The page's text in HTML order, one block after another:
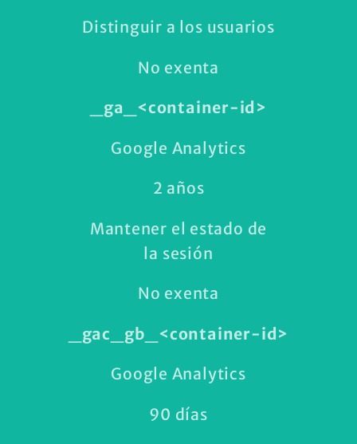
Distinguir a los usuarios
No exenta
_ga_<container-id>
Google Analytics
2 años
Mantener el estado de
la sesión
No exenta
_gac_gb_<container-id>
Google Analytics
90 días